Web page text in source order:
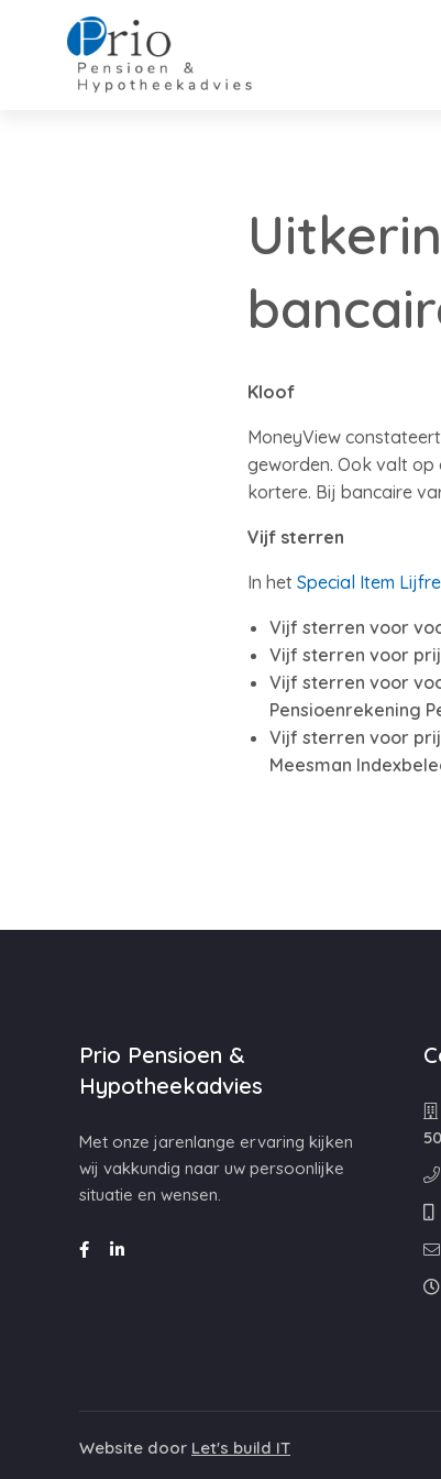
Kloof
MoneyView
geworden. Ook valt
kortere. Bij bancaire
Vijf sterren
In het Special Item
Vijf sterren voor
Vijf sterren voor
Vijf sterren voor
Pensioenrekening
Vijf sterren voor
Meesman
Prio Pensioen &
Hypotheekadvies
Met onze jarenlange ervaring kijken
wij vakkundig naar uw persoonlijke
situatie en wensen.
Website door Let's build IT